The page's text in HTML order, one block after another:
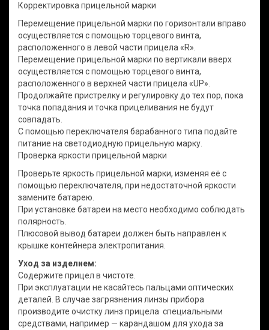
Корректировка прицельной марки
Перемещение прицельной марки по горизонтали вправо
осуществляется с помощью торцевого винта,
расположенного в левой части прицела «R».
Перемещение прицельной марки по вертикали вверх
осуществляется с помощью торцевого винта,
расположенного в верхней части прицела «UP».
Продолжайте пристрелку и регулировку до тех пор, пока
точка попадания и точка прицеливания не будут
совпадать.
С помощью переключателя барабанного типа подайте
питание на светодиодную прицельную марку.
Проверка яркости прицельной марки
Проверьте яркость прицельной марки, изменяя её с
помощью переключателя, при недостаточной яркости
замените батарею.
При установке батареи на место необходимо соблюдать
полярность.
Плюсовой вывод батареи должен быть направлен к
крышке контейнера электропитания.
Уход за изделием:
Содержите прицел в чистоте.
При эксплуатации не касайтесь пальцами оптических
деталей. В случае загрязнения линзы прибора
производите очистку линз прицела специальными
средствами, например — карандашом для ухода за